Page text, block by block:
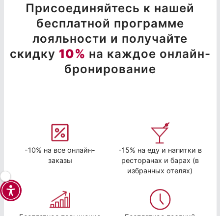
Присоединяйтесь к нашей
бесплатной программе
лояльности и получайте
скидку 10% на каждое онлайн-
бронирование
-10% на все онлайн-
заказы
-15% на еду и напитки в
ресторанах и барах (в
избранных отелях)